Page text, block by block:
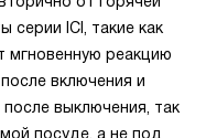
серии ICI, такие как
мгновенную реакцию
включения и
выключения, так
посуде, а не под